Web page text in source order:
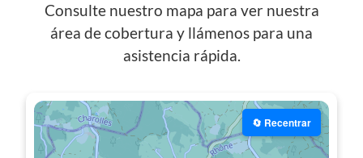
Consulte nuestro mapa para ver nuestra
área de cobertura y llámenos para una
asistencia rápida.
🔄 Recentrar